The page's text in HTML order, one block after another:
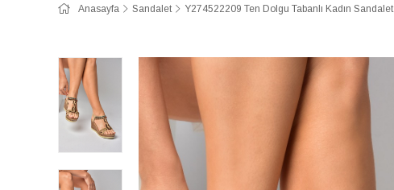
Anasayfa Sandalet Y274522209 Ten Dolgu Tabanlı Kadın Sandalet